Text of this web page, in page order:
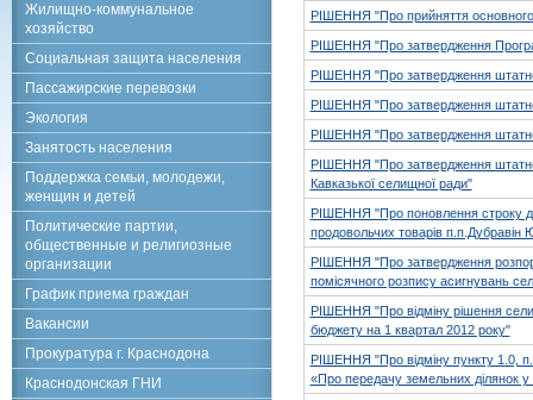
РІШЕННЯ "Про прийняття основного
РІШЕННЯ "Про затвердження
РІШЕННЯ "Про затвердження
РІШЕННЯ "Про затвердження
РІШЕННЯ "Про затвердження
РІШЕННЯ "Про затвердження
Кавказької селищної ради"
РІШЕННЯ "Про поновлення строку
продовольчих товарів п.п.Дубравін
РІШЕННЯ "Про затвердження
помісячного розпису асигнувань
РІШЕННЯ "Про відміну рішення
бюджету на 1 квартал 2012 року"
РІШЕННЯ "Про відміну пункту 1.0,
«Про передачу земельних ділянок
Жилищно-коммунальное
хозяйство
Социальная защита населения
Пассажирские перевозки
Экология
Занятость населения
Поддержка семьи, молодежи,
женщин и детей
Политические партии,
общественные и религиозные
организации
График приема граждан
Вакансии
Прокуратура г. Краснодона
Краснодонская ГНИ